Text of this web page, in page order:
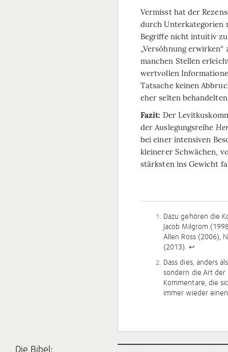
Vermisst hat der
durch Unterkategorien
Begriffe nicht intuitiv zu
„Versöhnung
manchen Stellen
wertvollen
Tatsache keinen
eher selten
Fazit: Der
der Auslegungsreihe
bei einer intensiven
kleinerer Schwächen,
stärksten ins Gewicht
Dazu gehören die
Jacob Milgrom
Allen Ross (2006),
(2013). ↩
Dass dies, anders
sondern die Art der
Kommentare, die
immer wieder
Die Bibel: